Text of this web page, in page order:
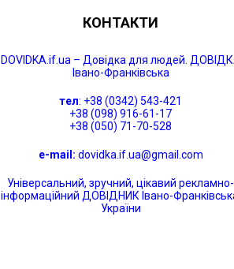
КОНТАКТИ
DOVIDKA.if.ua – Довідка для людей.
Івано-Франківська
тел: +38 (0342) 543-421
+38 (098) 916-61-17
+38 (050) 71-70-528
e-mail: dovidka.if.ua@gmail.com
Універсальний, зручний, цікавий рекламно-
інформаційний ДОВІДНИК Івано-
України